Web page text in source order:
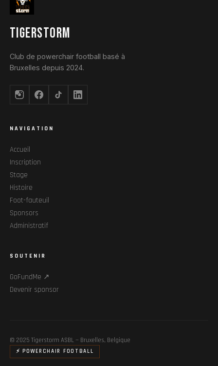
TIGERSTORM
Club de powerchair football basé à
Bruxelles depuis 2024.
NAVIGATION
Accueil
Inscription
Stage
Histoire
Foot-fauteuil
Sponsors
Administratif
SOUTENIR
GoFundMe ↗
Devenir sponsor
© 2025 Tigerstorm ASBL — Bruxelles, Belgique
⚡ POWERCHAIR FOOTBALL